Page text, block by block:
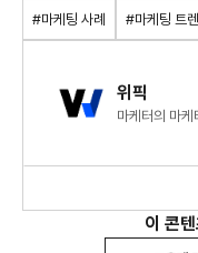
#마케팅 사례 #마케팅 트
위픽
마케터의 마케
이 콘